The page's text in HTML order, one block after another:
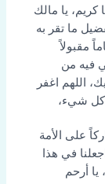
يا مالك
ما تقر به
مقبولاً
فيه من
اللهم اغفر
كل شيء،
على الأمة
في هذا
يا أرحم